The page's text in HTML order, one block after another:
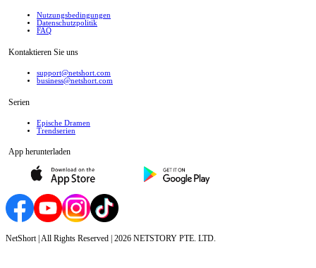
Nutzungsbedingungen
Datenschutzpolitik
FAQ
Kontaktieren Sie uns
support@netshort.com
business@netshort.com
Serien
Epische Dramen
Trendserien
App herunterladen
NetShort | All Rights Reserved | 2026 NETSTORY PTE. LTD.